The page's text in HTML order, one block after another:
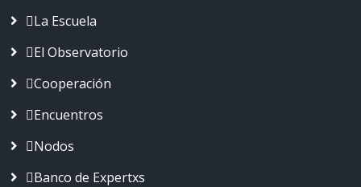
La Escuela
El Observatorio
Cooperación
Encuentros
Nodos
Banco de Expertxs